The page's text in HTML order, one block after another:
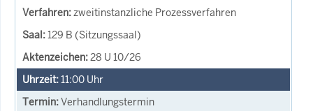
zweitinstanzliche Prozessverfahren
129 B (Sitzungssaal)
28 U 10/26
11:00 Uhr
Verhandlungstermin